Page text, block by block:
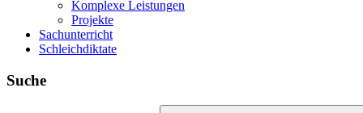
Komplexe Leistungen
Projekte
Sachunterricht
Schleichdiktate
Suche